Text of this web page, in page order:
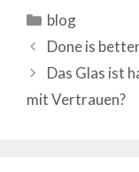
Categories
blog
Done is
Das Glas ist
mit Vertrauen?